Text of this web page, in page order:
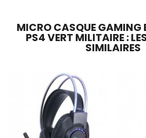
MICRO CASQUE GAMING
PS4 VERT MILITAIRE :
SIMILAIRES